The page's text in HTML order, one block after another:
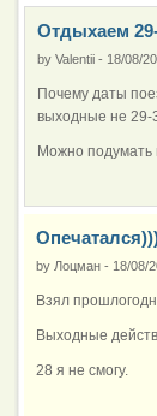
Отдыхаем 29-
by Valentii - 18/08/
Почему даты
выходные не 29-
Можно подумать
by Лоцман - 18/08/
Взял
Выходные
28 я не смогу.